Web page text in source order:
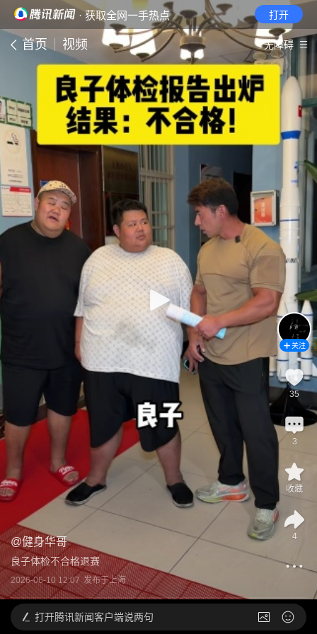
· 获取全网一手热点 打开
首页 视频 无障碍
@健身华哥
良子体检不合格退赛
2026-06-10 12:07 发布于上海
关注
35
3
收藏
4
打开腾讯新闻客户端说两句